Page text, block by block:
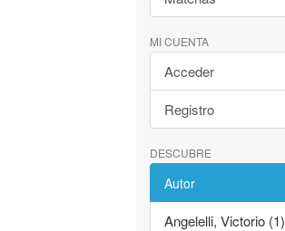
MI CUENTA
Acceder
Registro
DESCUBRE
Autor
Angelelli, Victorio (1)